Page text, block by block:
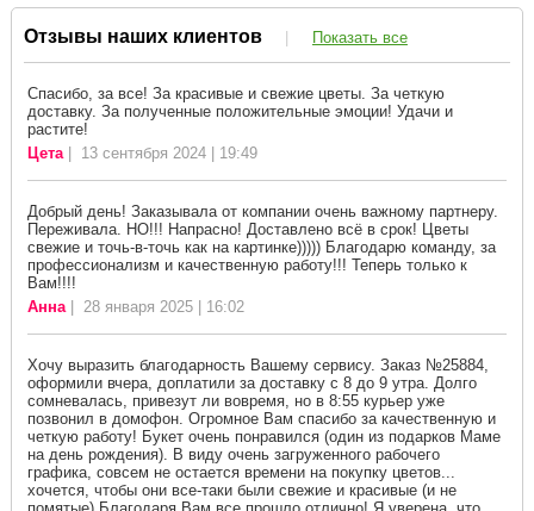
Отзывы наших клиентов | Показать все
Спасибо, за все! За красивые и свежие цветы. За четкую
доставку. За полученные положительные эмоции! Удачи и
растите!
Цета| 13 сентября 2024 | 19:49
Добрый день! Заказывала от компании очень важному партнеру.
Переживала. НО!!! Напрасно! Доставлено всё в срок! Цветы
свежие и точь-в-точь как на картинке))))) Благодарю команду, за
профессионализм и качественную работу!!! Теперь только к
Вам!!!!
Анна| 28 января 2025 | 16:02
Хочу выразить благодарность Вашему сервису. Заказ №25884,
оформили вчера, доплатили за доставку с 8 до 9 утра. Долго
сомневалась, привезут ли вовремя, но в 8:55 курьер уже
позвонил в домофон. Огромное Вам спасибо за качественную и
четкую работу! Букет очень понравился (один из подарков Маме
на день рождения). В виду очень загруженного рабочего
графика, совсем не остается времени на покупку цветов...
хочется, чтобы они все-таки были свежие и красивые (и не